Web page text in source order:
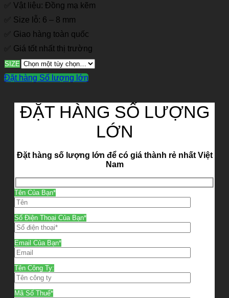
✅ Vật liệu: Đồng mạ kẽm
✅ Size lỗ: 6 – 8 mm
✅ Giao hàng toàn quốc
✅ Giá tốt nhất thị trường
SIZE
Đặt hàng Số lượng lớn
ĐẶT HÀNG SỐ LƯỢNG
LỚN
Đặt hàng số lượng lớn để có giá thành rẻ nhất Việt
Nam
Tên Của Bạn*
Số Điện Thoại Của Bạn*
Email Của Bạn*
Tên Công Ty:
Mã Số Thuế*